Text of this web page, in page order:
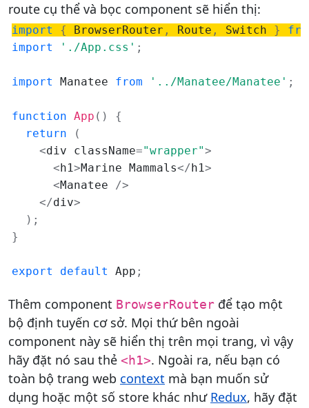
route cụ thể và bọc component sẽ hiển thị:
import { BrowserRouter , Route , Switch }
import
'./App.css' ;
import Manatee from '../Manatee/Manatee' ;
function App ( )
{
return
(
<div className="wrapper">
< h1>Marine Mammals</ h1>
<Manatee />
</div>
) ;
}
export default App ;
Thêm component BrowserRouter để tạo một
bộ định tuyến cơ sở. Mọi thứ bên ngoài
component này sẽ hiển thị trên mọi trang, vì vậy
hãy đặt nó sau thẻ <h1>. Ngoài ra, nếu bạn có
toàn bộ trang web context mà bạn muốn sử
dụng hoặc một số store khác như Redux, hãy đặt